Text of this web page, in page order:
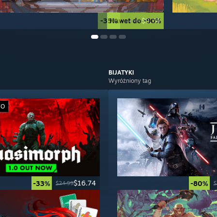
Nawet do -90%
-35% $14.99$9.74
-33% $24.99$16.74
BIJATYKI
Wyróżniony tag
-80%